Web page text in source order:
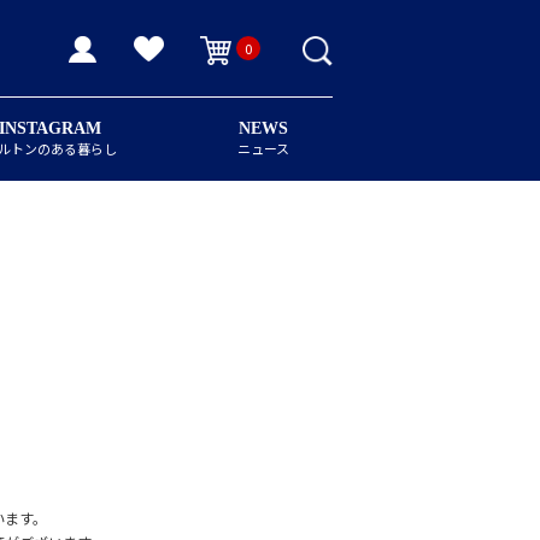
0
INSTAGRAM
トンのある暮らし
NEWS
ニュース
す。